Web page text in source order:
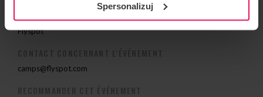
Spersonalizuj
Flyspot
camps@flyspot.com
RECOMMANDER CET ÉVÉNEMENT